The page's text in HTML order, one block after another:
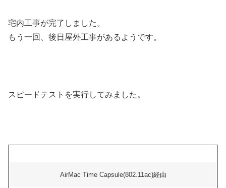
宅内工事が完了しました。
もう一回、後日屋外工事があるようです。
スピードテストを実行してみました。
AirMac Time Capsule(802.11ac)経由